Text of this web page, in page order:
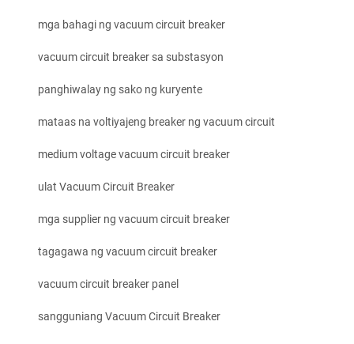
mga bahagi ng vacuum circuit breaker
vacuum circuit breaker sa substasyon
panghiwalay ng sako ng kuryente
mataas na voltiyajeng breaker ng vacuum circuit
medium voltage vacuum circuit breaker
ulat Vacuum Circuit Breaker
mga supplier ng vacuum circuit breaker
tagagawa ng vacuum circuit breaker
vacuum circuit breaker panel
sangguniang Vacuum Circuit Breaker